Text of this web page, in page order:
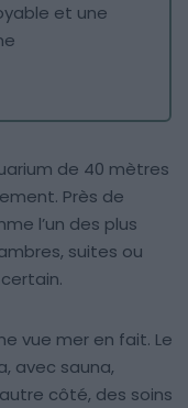
et une
de 40 mètres
Près de
l’un des plus
suites ou
vue mer en fait. Le
avec sauna,
côté, des soins